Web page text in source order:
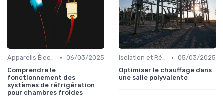
Appareils Électroménagers Éco-énergétiques • 06/03/2025
Comprendre le
fonctionnement des
systèmes de réfrigération
pour chambres froides
Isolation et Réduction de la Consommation • 05/03/2025
Optimiser le chauffage dans
une salle polyvalente